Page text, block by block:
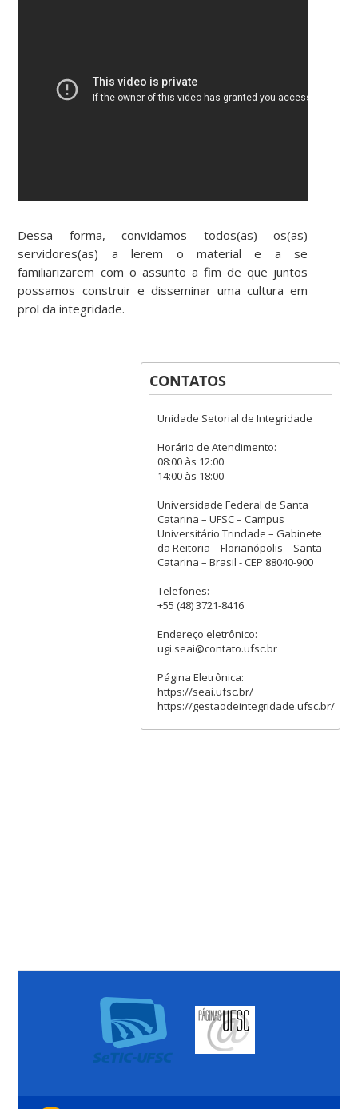
Dessa forma, convidamos todos(as) os(as)
servidores(as) a lerem o material e a se
familiarizarem com o assunto a fim de que juntos
possamos construir e disseminar uma cultura em
prol da integridade.
CONTATOS
Unidade Setorial de Integridade
Horário de Atendimento:
08:00 às 12:00
14:00 às 18:00
Universidade Federal de Santa
Catarina – UFSC – Campus
Universitário Trindade – Gabinete
da Reitoria – Florianópolis – Santa
Catarina – Brasil - CEP 88040-900
Telefones:
+55 (48) 3721-8416
Endereço eletrônico:
ugi.seai@contato.ufsc.br
Página Eletrônica:
https://seai.ufsc.br/
https://gestaodeintegridade.ufsc.br/